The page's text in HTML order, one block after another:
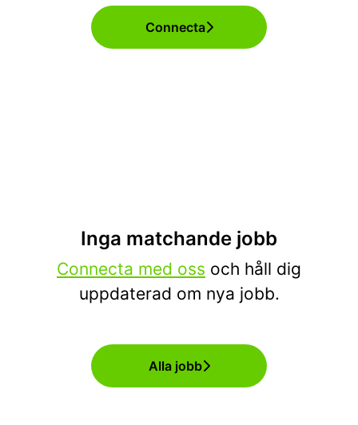
Connecta
Inga matchande jobb
Connecta med oss och håll dig
uppdaterad om nya jobb.
Alla jobb